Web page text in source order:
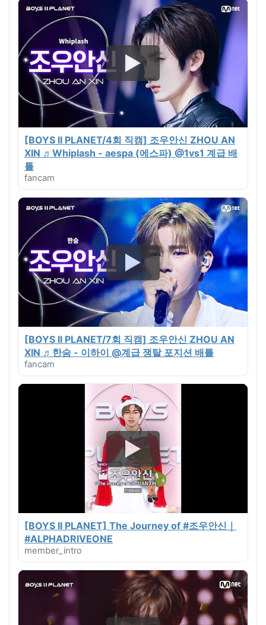
[BOYS ll PLANET/4회 직캠] 조우안신 ZHOU AN
XIN ♬Whiplash - aespa (에스파) @1vs1 계급 배
틀
fancam
[BOYS ll PLANET/7회 직캠] 조우안신 ZHOU AN
XIN ♬한숨 - 이하이 @계급 쟁탈 포지션 배틀
fancam
[BOYS II PLANET] The Journey of #조우안신｜
#ALPHADRIVEONE
member_intro